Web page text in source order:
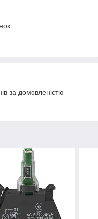
за домовленістю